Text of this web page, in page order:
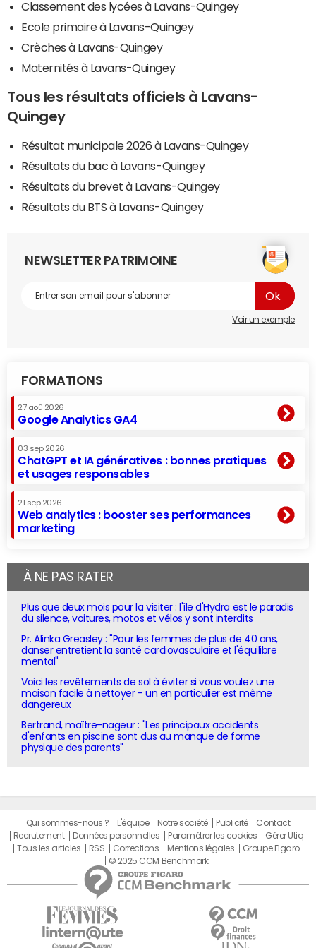
Classement des lycées à Lavans-Quingey
Ecole primaire à Lavans-Quingey
Crèches à Lavans-Quingey
Maternités à Lavans-Quingey
Tous les résultats officiels à Lavans-
Quingey
Résultat municipale 2026 à Lavans-Quingey
Résultats du bac à Lavans-Quingey
Résultats du brevet à Lavans-Quingey
Résultats du BTS à Lavans-Quingey
NEWSLETTER PATRIMOINE
Voir un exemple
FORMATIONS
27 aoû 2026
Google Analytics GA4
03 sep 2026
ChatGPT et IA génératives : bonnes pratiques
et usages responsables
21 sep 2026
Web analytics : booster ses performances
marketing
À NE PAS RATER
Plus que deux mois pour la visiter : l'île d'Hydra est le paradis
du silence, voitures, motos et vélos y sont interdits
Pr. Alinka Greasley : "Pour les femmes de plus de 40 ans,
danser entretient la santé cardiovasculaire et l'équilibre
mental"
Voici les revêtements de sol à éviter si vous voulez une
maison facile à nettoyer - un en particulier est même
dangereux
Bertrand, maître-nageur : "Les principaux accidents
d'enfants en piscine sont dus au manque de forme
physique des parents"
Qui sommes-nous ? L'équipe Notre société Publicité
Contact
Recrutement
Données personnelles Paramétrer les cookies
Gérer Utiq
Tous les articles
RSS Corrections Mentions légales
Groupe Figaro
© 2025 CCM Benchmark